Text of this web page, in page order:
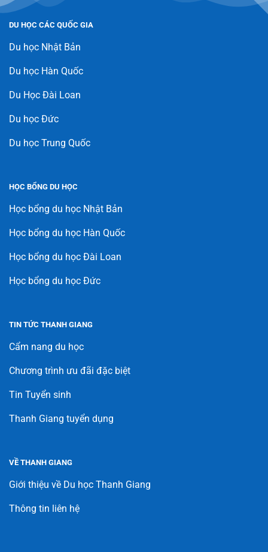
DU HỌC CÁC QUỐC GIA
Du học Nhật Bản
Du học Hàn Quốc
Du Học Đài Loan
Du học Đức
Du học Trung Quốc
HỌC BỔNG DU HỌC
Học bổng du học Nhật Bản
Học bổng du học Hàn Quốc
Học bổng du học Đài Loan
Học bổng du học Đức
TIN TỨC THANH GIANG
Cẩm nang du học
Chương trình ưu đãi đặc biệt
Tin Tuyển sinh
Thanh Giang tuyển dụng
VỀ THANH GIANG
Giới thiệu về Du học Thanh Giang
Thông tin liên hệ